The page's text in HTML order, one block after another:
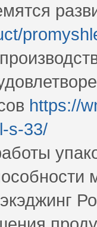
https://
s-33/